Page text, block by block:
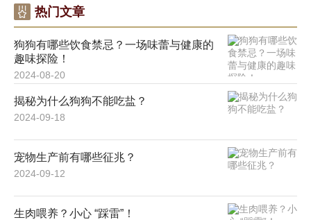
热门文章
狗狗有哪些饮食禁忌？一场味蕾与健康的
趣味探险！
2024-08-20
揭秘为什么狗狗不能吃盐？
2024-09-18
宠物生产前有哪些征兆？
2024-09-12
生肉喂养？小心 “踩雷”！